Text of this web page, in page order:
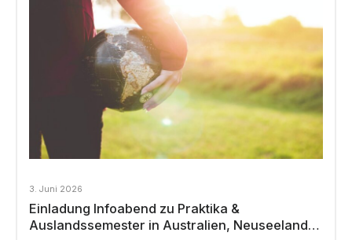
3. Juni 2026
Einladung Infoabend zu Praktika &
Auslandssemester in Australien, Neuseeland,